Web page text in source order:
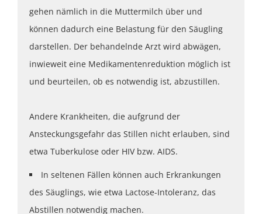
gehen nämlich in die Muttermilch über und
können dadurch eine Belastung für den Säugling
darstellen. Der behandelnde Arzt wird abwägen,
inwieweit eine Medikamentenreduktion möglich ist
und beurteilen, ob es notwendig ist, abzustillen.
Andere Krankheiten, die aufgrund der
Ansteckungsgefahr das Stillen nicht erlauben, sind
etwa Tuberkulose oder HIV bzw. AIDS.
In seltenen Fällen können auch Erkrankungen
des Säuglings, wie etwa Lactose-Intoleranz, das
Abstillen notwendig machen.